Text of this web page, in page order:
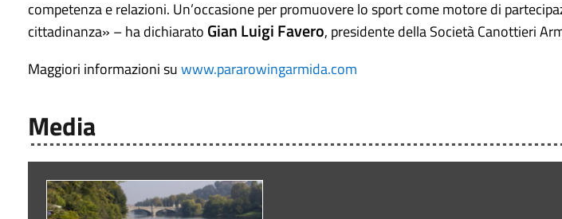
competenza e relazioni. Un’occasione per promuovere lo sport come motore di
cittadinanza» – ha dichiarato Gian Luigi Favero, presidente della Società Canottieri
Maggiori informazioni suwww.pararowingarmida.com
Media